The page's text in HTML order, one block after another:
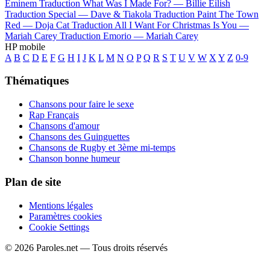
Eminem Traduction What Was I Made For? — Billie Eilish
Traduction Special — Dave & Tiakola Traduction Paint The Town
Red — Doja Cat Traduction All I Want For Christmas Is You —
Mariah Carey Traduction Emorio — Mariah Carey
HP mobile
A B C D E F G H I J K L M N O P Q R S T U V W X Y Z 0-9
Thématiques
Chansons pour faire le sexe
Rap Français
Chansons d'amour
Chansons des Guinguettes
Chansons de Rugby et 3ème mi-temps
Chanson bonne humeur
Plan de site
Mentions légales
Paramètres cookies
Cookie Settings
© 2026 Paroles.net — Tous droits réservés